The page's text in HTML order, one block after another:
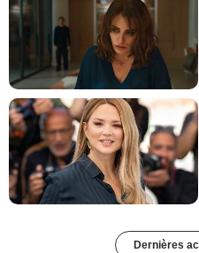
Dernières